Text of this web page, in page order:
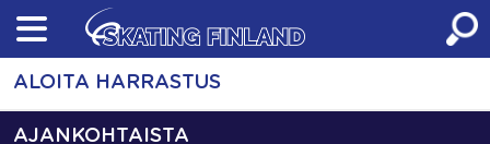
Skip
content
ALOITA HARRASTUS
AJANKOHTAISTA